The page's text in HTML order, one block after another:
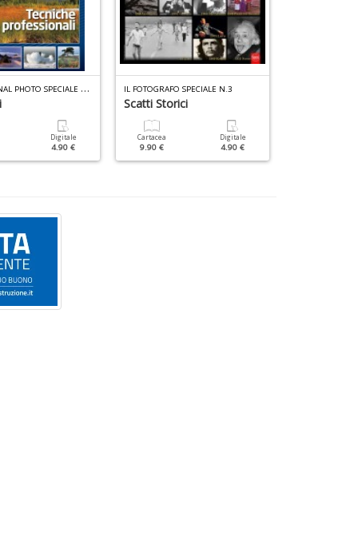
P
ROFESSIONAL PHOTO SPECIALE N.7
Digitale
4.90 €
IL FOTOGRAFO SPECIALE N.3
Scatti Storici
Cartacea
9.90 €
Digitale
4.90 €